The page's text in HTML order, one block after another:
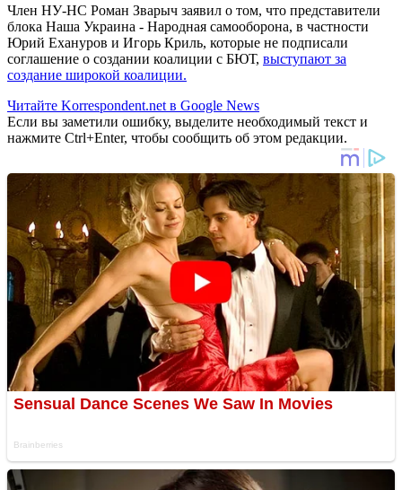
Член НУ-НС Роман Зварыч заявил о том, что представители
блока Наша Украина - Народная самооборона, в частности
Юрий Ехануров и Игорь Криль, которые не подписали
соглашение о создании коалиции с БЮТ, выступают за
создание широкой коалиции.
Читайте Korrespondent.net в Google News
Если вы заметили ошибку, выделите необходимый текст и
нажмите Ctrl+Enter, чтобы сообщить об этом редакции.